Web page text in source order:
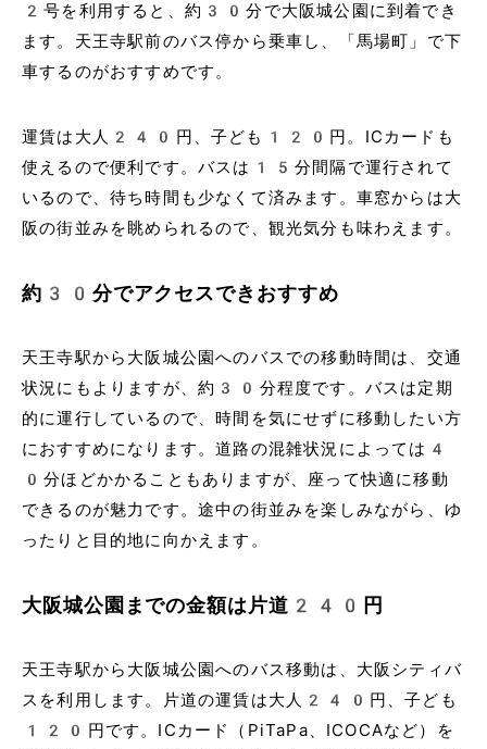
2号を利用すると、約30分で大阪城公園に到着でき
ます。天王寺駅前のバス停から乗車し、「馬場町」で下
車するのがおすすめです。
運賃は大人240円、子ども120円。ICカードも
使えるので便利です。バスは15分間隔で運行されて
いるので、待ち時間も少なくて済みます。車窓からは大
阪の街並みを眺められるので、観光気分も味わえます。
約30分でアクセスできおすすめ
天王寺駅から大阪城公園へのバスでの移動時間は、交通
状況にもよりますが、約30分程度です。バスは定期
的に運行しているので、時間を気にせずに移動したい方
におすすめになります。道路の混雑状況によっては4
0分ほどかかることもありますが、座って快適に移動
できるのが魅力です。途中の街並みを楽しみながら、ゆ
ったりと目的地に向かえます。
大阪城公園までの金額は片道240円
天王寺駅から大阪城公園へのバス移動は、大阪シティバ
スを利用します。片道の運賃は大人240円、子ども
120円です。ICカード（PiTaPa、ICOCAなど）を